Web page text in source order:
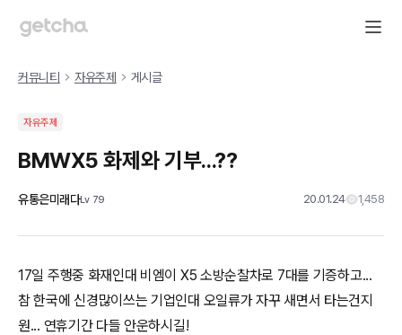
커뮤니티 자유주제 게시글
자유주제
BMWX5 화제와 기부...??
유통은미래다Lv 79 20.01.24 1,458
17일 주행중 화재인대 비엠이 X5 소방순찰차로 7대를 기증하고...
참 한국에 신경많이쓰는 기업인대 오일류가 자꾸 새면서 타는건지
원... 연휴기간 다들 안운하시길!